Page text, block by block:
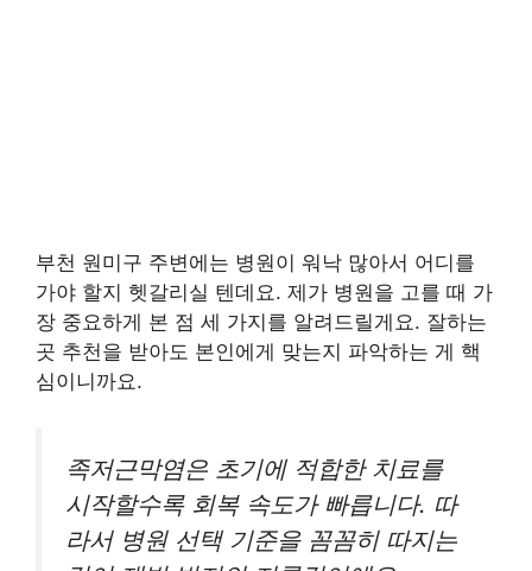
부천 원미구 주변에는 병원이 워낙 많아서 어디를
가야 할지 헷갈리실 텐데요. 제가 병원을 고를 때 가
장 중요하게 본 점 세 가지를 알려드릴게요. 잘하는
곳 추천을 받아도 본인에게 맞는지 파악하는 게 핵
심이니까요.
족저근막염은 초기에 적합한 치료를
시작할수록 회복 속도가 빠릅니다. 따
라서 병원 선택 기준을 꼼꼼히 따지는